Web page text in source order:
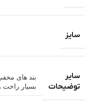
سایز
سایر
توضیحات
بند های
بسیار راحت